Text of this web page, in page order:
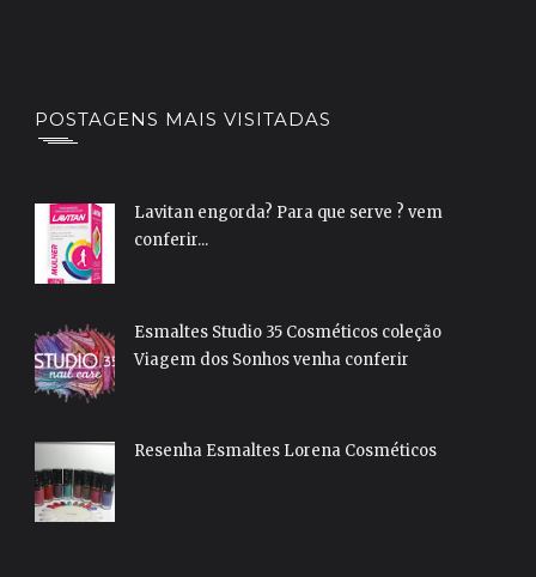
POSTAGENS MAIS VISITADAS
Lavitan engorda? Para que serve ? vem
conferir...
Esmaltes Studio 35 Cosméticos coleção
Viagem dos Sonhos venha conferir
Resenha Esmaltes Lorena Cosméticos